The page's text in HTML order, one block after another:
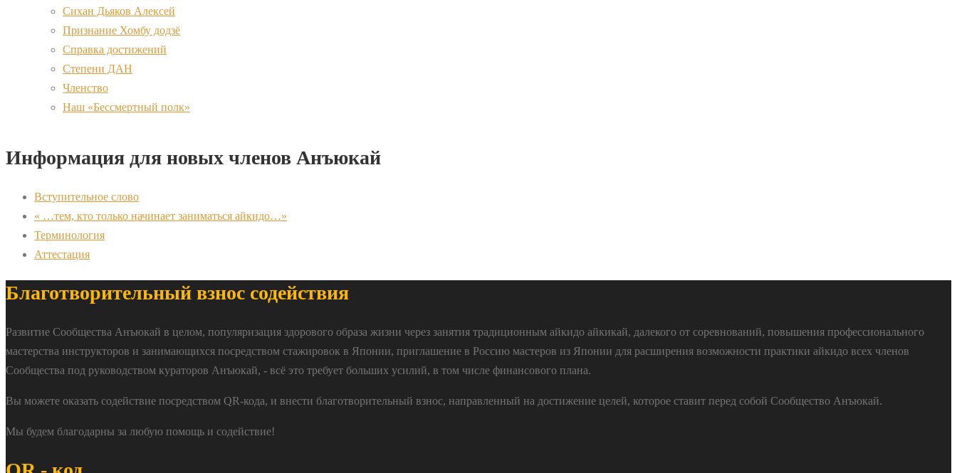
Сихан Дьяков Алексей
Признание Хомбу додзё
Справка достижений
Степени ДАН
Членство
Наш «Бессмертный полк»
Информация для новых членов Анъюкай
Вступительное слово
« …тем, кто только начинает заниматься айкидо…»
Терминология
Аттестация
Благотворительный взнос содействия
Развитие Сообщества Анъюкай в целом, популяризация здорового образа жизни через занятия традиционным айкидо айкикай, далекого от соревнований, повышения профессионального
мастерства инструкторов и занимающихся посредством стажировок в Японии, приглашение в Россию мастеров из Японии для расширения возможности практики айкидо всех членов
Сообщества под руководством кураторов Анъюкай, - всё это требует больших усилий, в том числе финансового плана.
Вы можете оказать содействие посредством QR-кода, и внести благотворительный взнос, направленный на достижение целей, которое ставит перед собой Сообщество Анъюкай.
Мы будем благодарны за любую помощь и содействие!